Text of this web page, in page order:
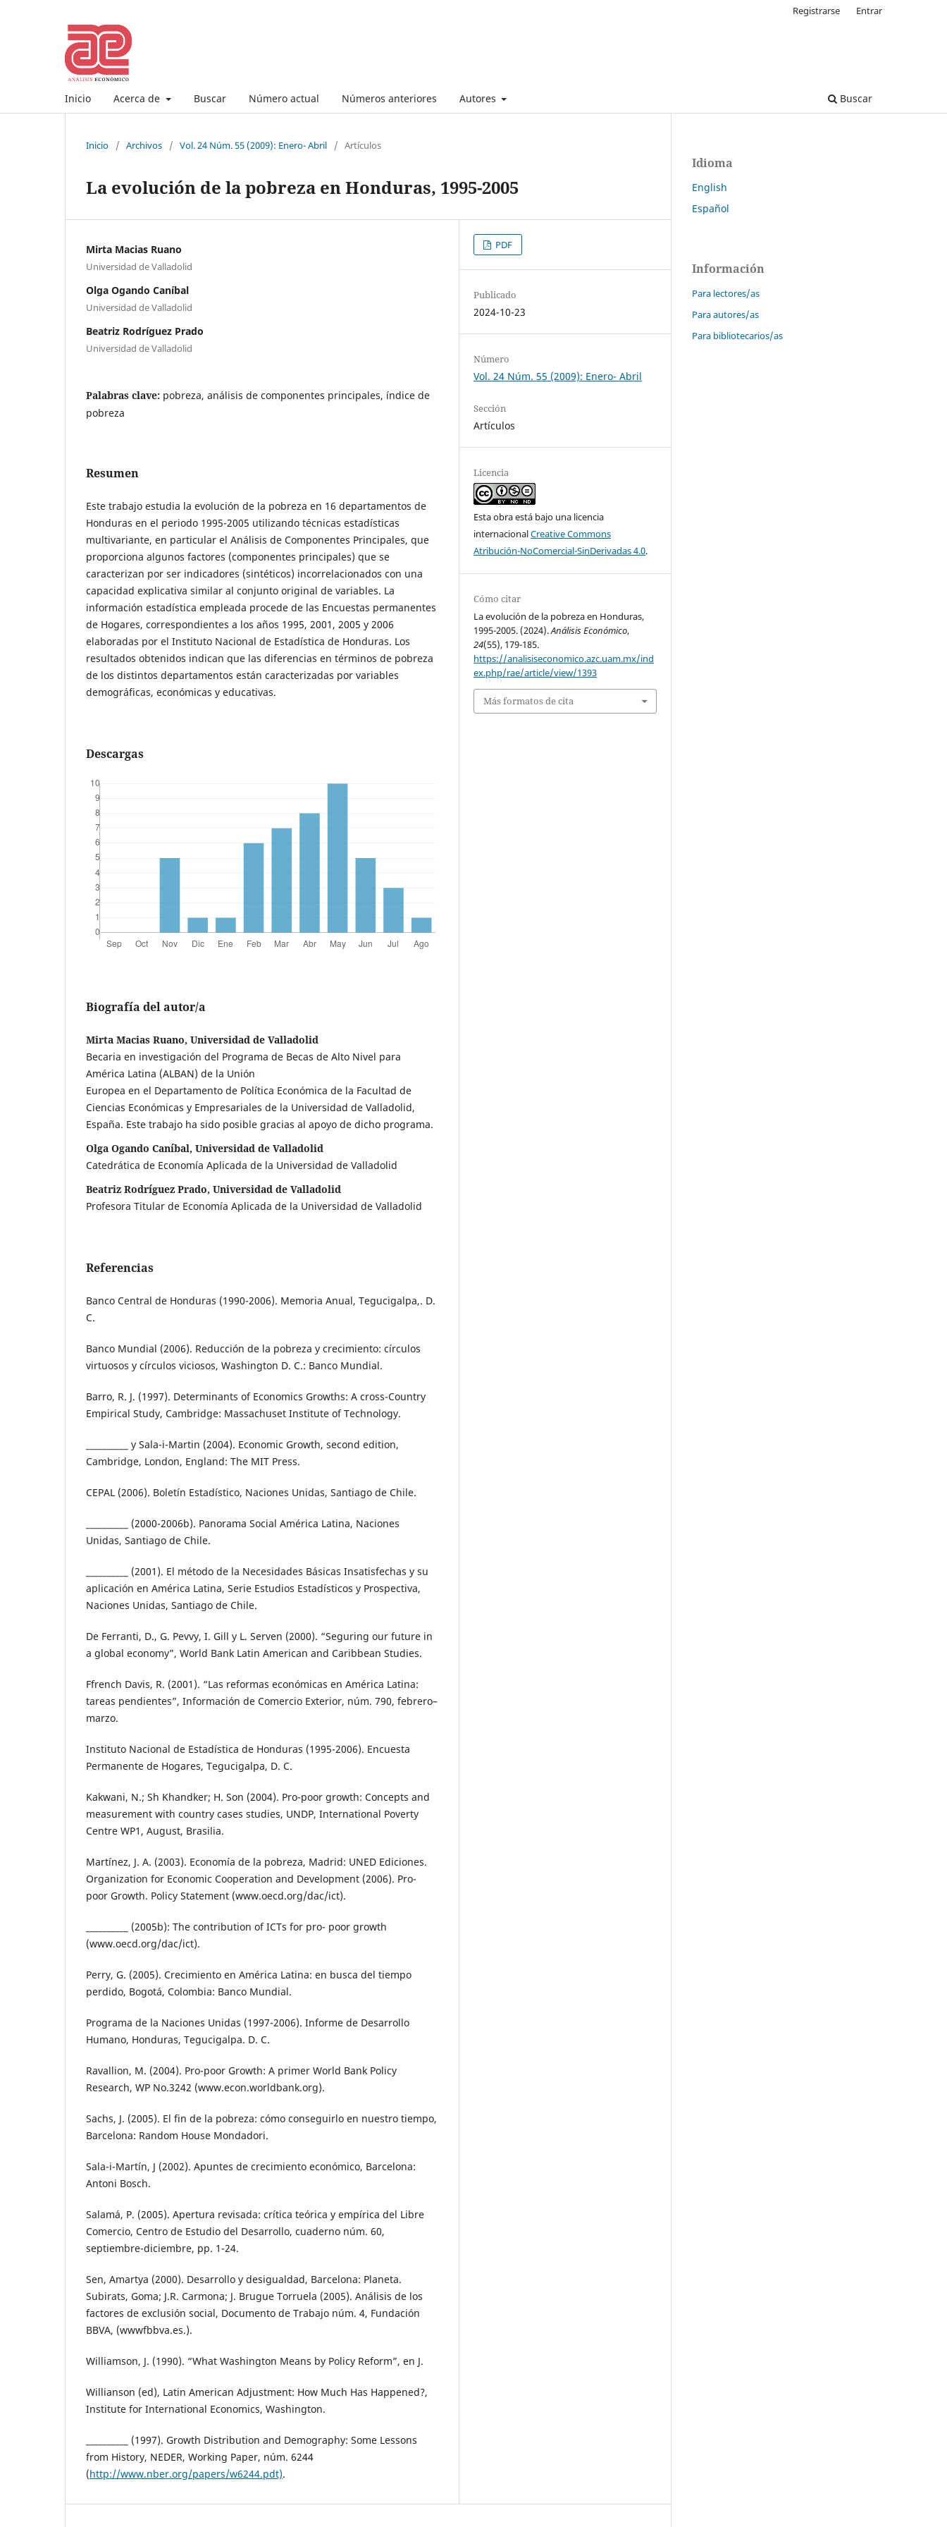
Inicio Acerca de Buscar Número actual Números anteriores Autores Buscar
Registrarse Entrar
Inicio / Archivos / Vol. 24 Núm. 55 (2009): Enero- Abril / Artículos
La evolución de la pobreza en Honduras, 1995-2005
Mirta Macias Ruano
Universidad de Valladolid
Olga Ogando Caníbal
Universidad de Valladolid
Beatriz Rodríguez Prado
Universidad de Valladolid
Palabras clave: pobreza, análisis de componentes principales, índice de
pobreza
Resumen
Este trabajo estudia la evolución de la pobreza en 16 departamentos de
Honduras en el periodo 1995-2005 utilizando técnicas estadísticas
multivariante, en particular el Análisis de Componentes Principales, que
proporciona algunos factores (componentes principales) que se
caracterizan por ser indicadores (sintéticos) incorrelacionados con una
capacidad explicativa similar al conjunto original de variables. La
información estadística empleada procede de las Encuestas permanentes
de Hogares, correspondientes a los años 1995, 2001, 2005 y 2006
elaboradas por el Instituto Nacional de Estadística de Honduras. Los
resultados obtenidos indican que las diferencias en términos de pobreza
de los distintos departamentos están caracterizadas por variables
demográficas, económicas y educativas.
Descargas
Biografía del autor/a
Mirta Macias Ruano, Universidad de Valladolid
Becaria en investigación del Programa de Becas de Alto Nivel para
América Latina (ALBAN) de la Unión
Europea en el Departamento de Política Económica de la Facultad de
Ciencias Económicas y Empresariales de la Universidad de Valladolid,
España. Este trabajo ha sido posible gracias al apoyo de dicho programa.
Olga Ogando Caníbal, Universidad de Valladolid
Catedrática de Economía Aplicada de la Universidad de Valladolid
Beatriz Rodríguez Prado, Universidad de Valladolid
Profesora Titular de Economía Aplicada de la Universidad de Valladolid
Referencias
Banco Central de Honduras (1990-2006). Memoria Anual, Tegucigalpa,. D.
C.
Banco Mundial (2006). Reducción de la pobreza y crecimiento: círculos
virtuosos y círculos viciosos, Washington D. C.: Banco Mundial.
Barro, R. J. (1997). Determinants of Economics Growths: A cross-Country
Empirical Study, Cambridge: Massachuset Institute of Technology.
__________ y Sala-i-Martin (2004). Economic Growth, second edition,
Cambridge, London, England: The MIT Press.
CEPAL (2006). Boletín Estadístico, Naciones Unidas, Santiago de Chile.
__________ (2000-2006b). Panorama Social América Latina, Naciones
Unidas, Santiago de Chile.
__________ (2001). El método de la Necesidades Básicas Insatisfechas y su
aplicación en América Latina, Serie Estudios Estadísticos y Prospectiva,
Naciones Unidas, Santiago de Chile.
De Ferranti, D., G. Pevvy, I. Gill y L. Serven (2000). “Seguring our future in
a global economy”, World Bank Latin American and Caribbean Studies.
Ffrench Davis, R. (2001). “Las reformas económicas en América Latina:
tareas pendientes”, Información de Comercio Exterior, núm. 790, febrero–
marzo.
Instituto Nacional de Estadística de Honduras (1995-2006). Encuesta
Permanente de Hogares, Tegucigalpa, D. C.
Kakwani, N.; Sh Khandker; H. Son (2004). Pro-poor growth: Concepts and
measurement with country cases studies, UNDP, International Poverty
Centre WP1, August, Brasilia.
Martínez, J. A. (2003). Economía de la pobreza, Madrid: UNED Ediciones.
Organization for Economic Cooperation and Development (2006). Pro-
poor Growth. Policy Statement (www.oecd.org/dac/ict).
__________ (2005b): The contribution of ICTs for pro- poor growth
(www.oecd.org/dac/ict).
Perry, G. (2005). Crecimiento en América Latina: en busca del tiempo
perdido, Bogotá, Colombia: Banco Mundial.
Programa de la Naciones Unidas (1997-2006). Informe de Desarrollo
Humano, Honduras, Tegucigalpa. D. C.
Ravallion, M. (2004). Pro-poor Growth: A primer World Bank Policy
Research, WP No.3242 (www.econ.worldbank.org).
Sachs, J. (2005). El fin de la pobreza: cómo conseguirlo en nuestro tiempo,
Barcelona: Random House Mondadori.
Sala-i-Martín, J (2002). Apuntes de crecimiento económico, Barcelona:
Antoni Bosch.
Salamá, P. (2005). Apertura revisada: crítica teórica y empírica del Libre
Comercio, Centro de Estudio del Desarrollo, cuaderno núm. 60,
septiembre-diciembre, pp. 1-24.
Sen, Amartya (2000). Desarrollo y desigualdad, Barcelona: Planeta.
Subirats, Goma; J.R. Carmona; J. Brugue Torruela (2005). Análisis de los
factores de exclusión social, Documento de Trabajo núm. 4, Fundación
BBVA, (wwwfbbva.es.).
Williamson, J. (1990). “What Washington Means by Policy Reform”, en J.
Willianson (ed), Latin American Adjustment: How Much Has Happened?,
Institute for International Economics, Washington.
__________ (1997). Growth Distribution and Demography: Some Lessons
from History, NEDER, Working Paper, núm. 6244
(http://www.nber.org/papers/w6244.pdt).
PDF
Publicado
2024-10-23
Número
Vol. 24 Núm. 55 (2009): Enero- Abril
Sección
Artículos
Licencia
Esta obra está bajo una licencia
internacionalCreative Commons
Atribución-NoComercial-SinDerivadas 4.0.
Cómo citar
La evolución de la pobreza en Honduras,
1995-2005. (2024).Análisis Económico,
24(55), 179-185.
https://analisiseconomico.azc.uam.mx/ind
ex.php/rae/article/view/1393
Más formatos de cita
Idioma
English
Español
Información
Para lectores/as
Para autores/as
Para bibliotecarios/as